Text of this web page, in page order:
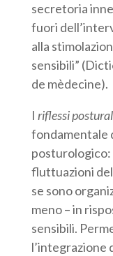
secretoria
fuori
alla
sensibili”
de mèdecine).
I riflessi
fondamentale
fluttuazioni
se sono
meno – in
sensibili.
l’integrazione